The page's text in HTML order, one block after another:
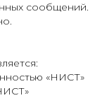
сообщений.
«НИСТ»